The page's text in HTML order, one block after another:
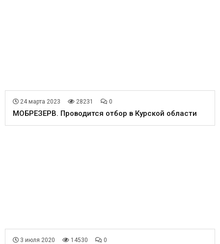
24 марта 2023 28231 0
МОБРЕЗЕРВ. Проводится отбор в Курской области
3 июля 2020 14530 0